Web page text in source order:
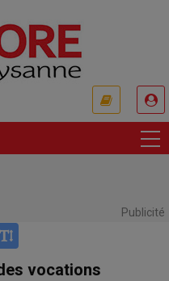
Publicité
vocations